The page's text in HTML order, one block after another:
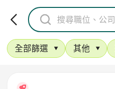
全部篩選 其他